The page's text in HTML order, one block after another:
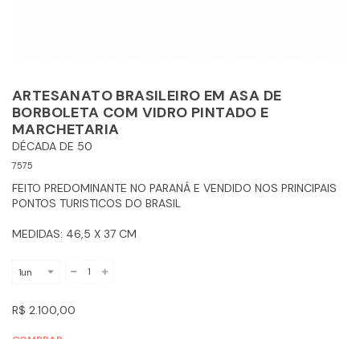
ARTESANATO BRASILEIRO EM ASA DE
BORBOLETA COM VIDRO PINTADO E
MARCHETARIA
DÉCADA DE 50
7575
FEITO PREDOMINANTE NO PARANÁ E VENDIDO NOS PRINCIPAIS
PONTOS TURISTICOS DO BRASIL
MEDIDAS: 46,5 X 37 CM
R$ 2.100,00